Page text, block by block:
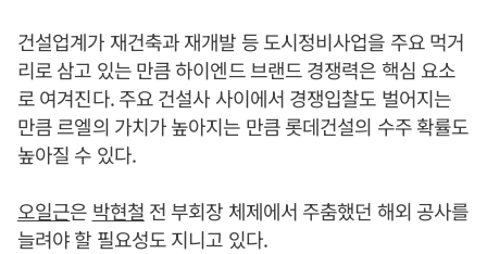
건설업계가 재건축과 재개발 등 도시정비사업을 주요 먹거
리로 삼고 있는 만큼 하이엔드 브랜드 경쟁력은 핵심 요소
로 여겨진다. 주요 건설사 사이에서 경쟁입찰도 벌어지는
만큼 르엘의 가치가 높아지는 만큼 롯데건설의 수주 확률도
높아질 수 있다.
오일근은 박현철 전 부회장 체제에서 주춤했던 해외 공사를
늘려야 할 필요성도 지니고 있다.